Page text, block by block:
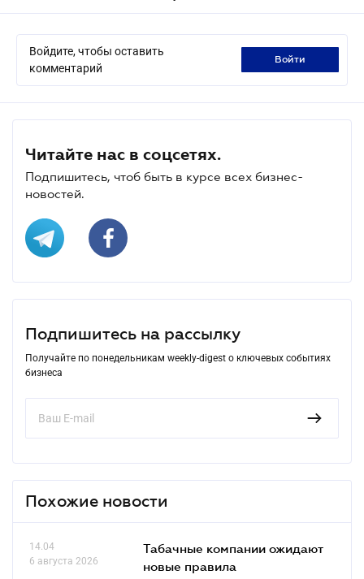
Войдите, чтобы оставить
комментарий
войти
Читайте нас в соцсетях.
Подпишитесь, чтоб быть в курсе всех бизнес-
новостей.
Подпишитесь на рассылку
Получайте по понедельникам weekly-digest о ключевых событиях
бизнеса
Похожие новости
14.04
6 августа 2026
Табачные компании ожидают
новые правила